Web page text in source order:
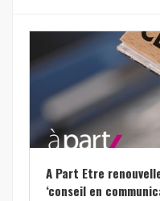
A Part Etre
‘conseil en